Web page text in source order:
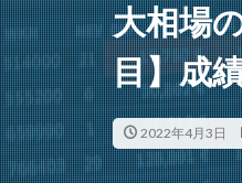
大相場
目】成
2022年4月3日